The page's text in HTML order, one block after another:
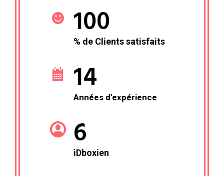
100
% de Clients satisfaits
14
Années d'expérience
6
iDboxien